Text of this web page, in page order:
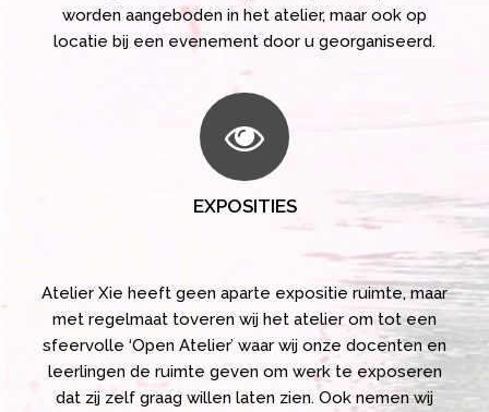
worden aangeboden in het atelier, maar ook op
locatie bij een evenement door u georganiseerd.
EXPOSITIES
Atelier Xie heeft geen aparte expositie ruimte, maar
met regelmaat toveren wij het atelier om tot een
sfeervolle ‘Open Atelier’ waar wij onze docenten en
leerlingen de ruimte geven om werk te exposeren
dat zij zelf graag willen laten zien. Ook nemen wij